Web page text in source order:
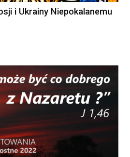
i Ukrainy Niepokalanemu